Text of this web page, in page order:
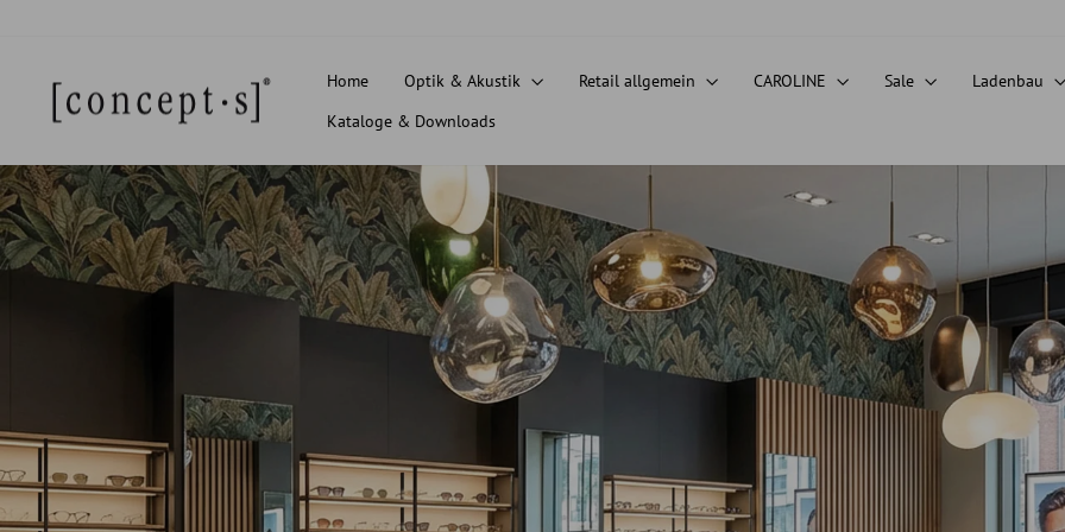
Home Optik & Akustik Retail allgemein CAROLINE Sale Ladenbau
Kataloge & Downloads